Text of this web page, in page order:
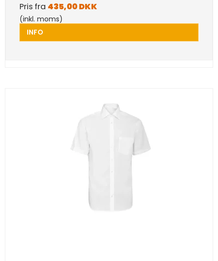
Pris fra 435,00 DKK
(inkl. moms)
INFO